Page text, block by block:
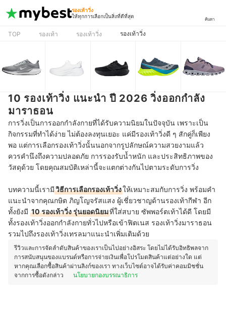
รองเท้าวิ่ง
ให้ทุกการเลือกเป็นสิ่งที่ดีที่สุด
ค้นหา
TOP รองเท้า รองเท้าวิ่ง รองเท้าวิ่ง
10 รองเท้าวิ่ง แนะนำ ปี 2026 วิ่งออกกำลัง
มาราธอน
การวิ่งเป็นการออกกำลังกายที่ได้รับความนิยมในปัจจุบัน เพราะเป็น
กิจกรรมที่ทำได้ง่าย ไม่ต้องลงทุนเยอะ แค่มีรองเท้าวิ่งดี ๆ สักคู่ก็เพียง
พอ แต่การเลือกรองเท้าวิ่งนั้นนอกจากรูปลักษณ์ความสวยงามแล้ว
ควรคำนึงถึงความปลอดภัย การรองรับน้ำหนัก และประสิทธิภาพของ
วัสดุด้วย โดยคุณสมบัติเหล่านี้จะแตกต่างกันไปตามระดับการวิ่ง
บทความนี้เรามีวิธีการเลือกรองเท้าวิ่งให้เหมาะสมกับการวิ่ง พร้อมคำ
แนะนำจากคุณกษิต ภิญโญจรัสแสง ผู้เชี่ยวชาญด้านรองเท้ากีฬา อีก
ทั้งยังมี 10 รองเท้าวิ่ง รุ่นยอดนิยมที่ใส่สบาย ซัพพอร์ตเท้าได้ดี โดยมี
ทั้งรองเท้าวิ่งออกกำลังกายทั่วไปหรือเข้าฟิตเนส รองเท้าวิ่งมาราธอน
รวมไปถึงรองเท้าวิ่งเทรลมาแนะนำเพิ่มเติมด้วย
รีวิวและการจัดลำดับสินค้าของเราเป็นไปอย่างอิสระ โดยไม่ได้รับอิทธิพลจาก
การสนับสนุนของแบรนด์หรือการจ่ายเงินเพื่อโปรโมตสินค้าแต่อย่างใด แต่
หากคุณเลือกซื้อสินค้าผ่านลิงก์ของเรา ทางเว็บไซต์อาจได้รับค่าคอมมิชชั่น
จากการซื้อดังกล่าว
นโยบายกองบรรณาธิการ